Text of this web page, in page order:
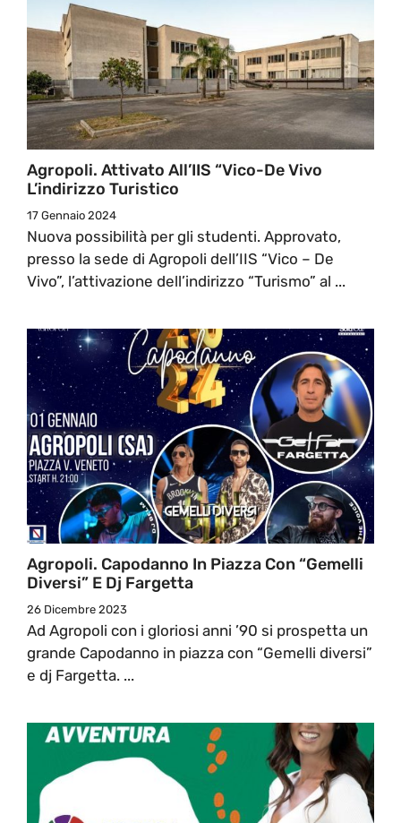
Agropoli. Attivato All’IIS “Vico-De Vivo
L’indirizzo Turistico
17 Gennaio 2024
Nuova possibilità per gli studenti. Approvato,
presso la sede di Agropoli dell’IIS “Vico – De
Vivo”, l’attivazione dell’indirizzo “Turismo” al ...
Agropoli. Capodanno In Piazza Con “Gemelli
Diversi” E Dj Fargetta
26 Dicembre 2023
Ad Agropoli con i gloriosi anni ’90 si prospetta un
grande Capodanno in piazza con “Gemelli diversi”
e dj Fargetta. ...